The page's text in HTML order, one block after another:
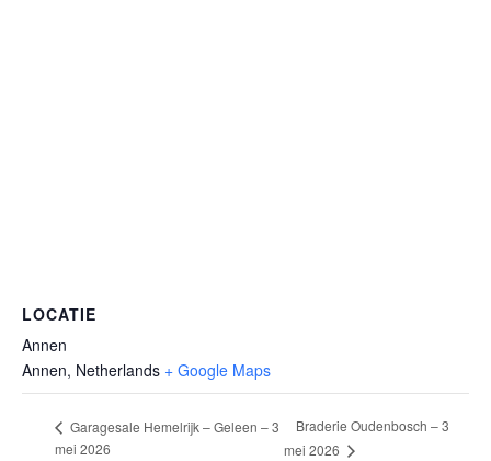
LOCATIE
Annen
Annen, Netherlands + Google Maps
Garagesale Hemelrijk – Geleen – 3
mei 2026
Braderie Oudenbosch – 3
mei 2026